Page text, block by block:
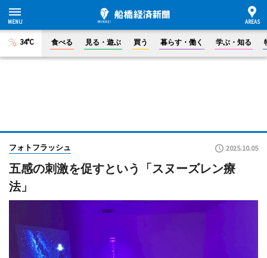
34°C 食べる 見る・遊ぶ 買う 暮らす・働く 学ぶ・知る
フォトフラッシュ 2025.10.05
五感の刺激を促すという「スヌーズレン療
法」